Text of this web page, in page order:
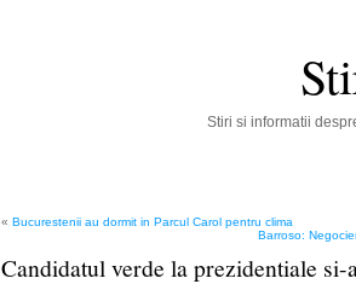
Stiri si informatii
« Bucurestenii au dormit in Parcul Carol pentru clima
Barroso:
Candidatul verde la prezidentiale